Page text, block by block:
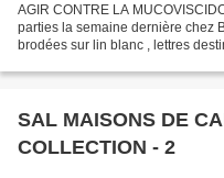
AGIR CONTRE LA
parties la semaine dernière chez
brodées sur lin blanc , lettres
SAL MAISONS DE
COLLECTION - 2